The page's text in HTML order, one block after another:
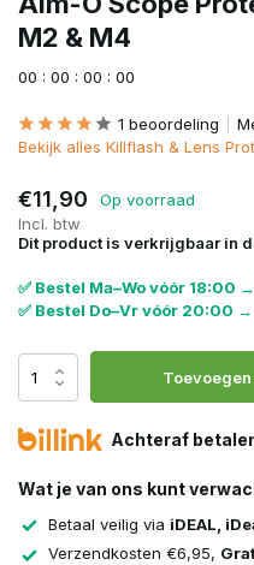
M2 & M4
00 : 00 : 00 : 00
1 beoordeling
Bekijk alles Killflash & Lens
€11,90
Op voorraad
Incl. btw
Dit product is verkrijgbaar in
✅ Bestel Ma–Wo vóór 18:00
✅ Bestel Do–Vr vóór 20:00
Achteraf
Wat je van ons kunt
Betaal veilig via iDEAL,
Verzendkosten €6,95,